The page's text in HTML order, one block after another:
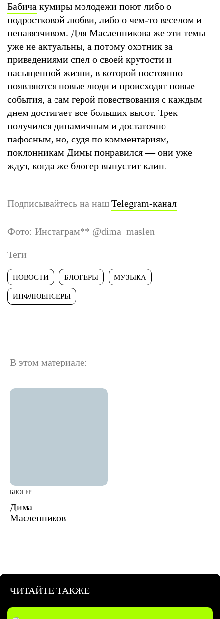
Бабича кумиры молодежи поют либо о
подростковой любви, либо о чем-то веселом и
ненавязчивом. Для Масленникова же эти темы
уже не актуальны, а потому охотник за
приведениями спел о своей крутости и
насыщенной жизни, в которой постоянно
появляются новые люди и происходят новые
события, а сам герой повествования с каждым
днем достигает все больших высот. Трек
получился динамичным и достаточно
пафосным, но, судя по комментариям,
поклонникам Димы понравился — они уже
ждут, когда же блогер выпустит клип.
Подписывайтесь на наш Telegram-канал
Фото: Инстаграм** @dima_maslen
Теги
НОВОСТИ БЛОГЕРЫ МУЗЫКА
ИНФЛЮЕНСЕРЫ
В этом материале:
БЛОГЕР
Дима
Масленников
ЧИТАЙТЕ ТАКЖЕ